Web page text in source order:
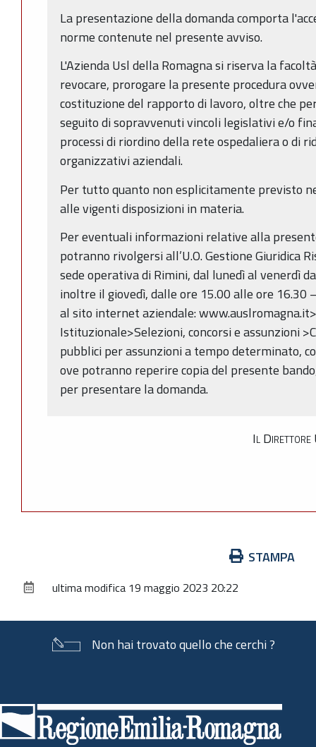
La presentazione della domanda comporta
norme contenute nel presente avviso.
L'Azienda Usl della Romagna si riserva la
revocare, prorogare la presente procedura
costituzione del rapporto di lavoro, oltre che
seguito di sopravvenuti vincoli legislativi e/o
processi di riordino della rete ospedaliera o di
organizzativi aziendali.
Per tutto quanto non esplicitamente previsto
alle vigenti disposizioni in materia.
Per eventuali informazioni relative alla
potranno rivolgersi all’U.O. Gestione Giuridica
sede operativa di Rimini, dal lunedì al venerdì
inoltre il giovedì, dalle ore 15.00 alle ore
al sito internet aziendale:
Istituzionale>Selezioni, concorsi e assunzioni
pubblici per assunzioni a tempo determinato,
ove potranno reperire copia del presente
per presentare la domanda.
Il Direttore
documento
STAMPA
ultima modifica 19 maggio 2023 20:22
Non hai trovato quello che cerchi ?
di
pagina